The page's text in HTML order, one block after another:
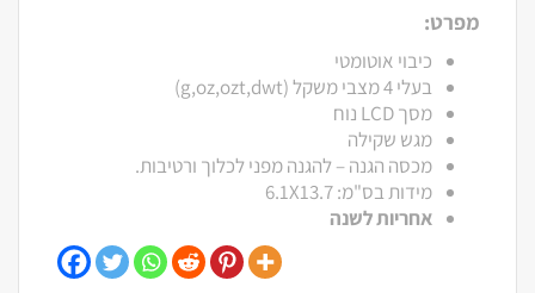
מפרט:
כיבוי אוטומטי
בעלי 4 מצבי משקל (g,oz,ozt,dwt)
מסך LCD נוח
מגש שקילה
מכסה הגנה – להגנה מפני לכלוך ורטיבות.
מידות בס"מ: 6.1X13.7
אחריות לשנה